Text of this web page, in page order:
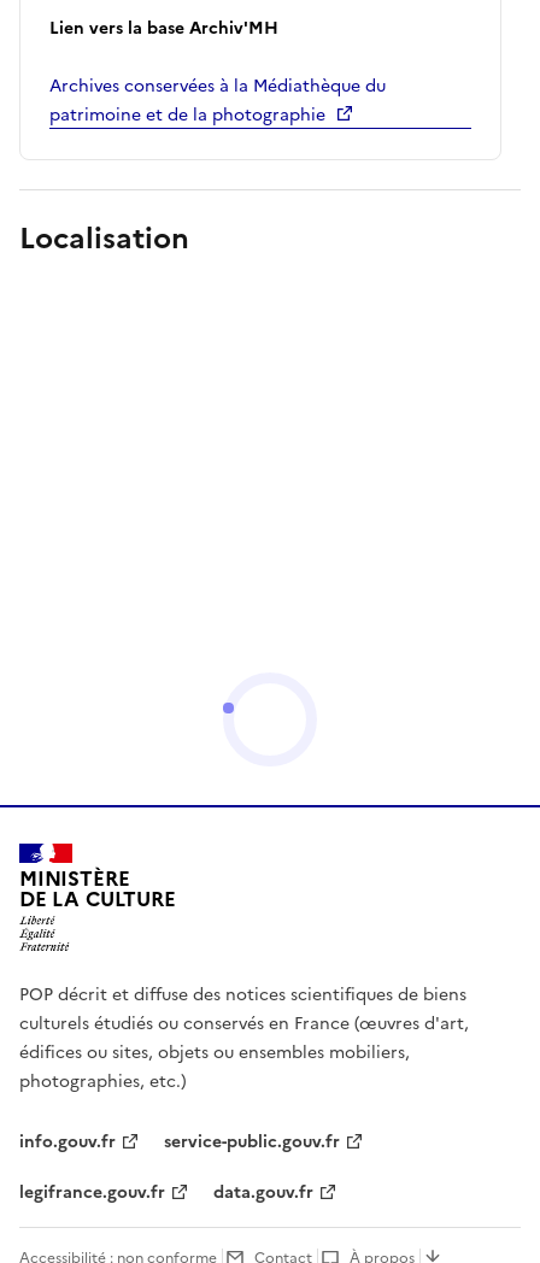
Lien vers la base Archiv'MH
Archives conservées à la Médiathèque du
patrimoine et de la photographie
Localisation
MINISTÈRE
DE LA CULTURE
POP décrit et diffuse des notices scientifiques de biens
culturels étudiés ou conservés en France (œuvres d'art,
édifices ou sites, objets ou ensembles mobiliers,
photographies, etc.)
info.gouv.fr
service-public.gouv.fr
legifrance.gouv.fr
data.gouv.fr
Accessibilité : non conforme Contact À propos